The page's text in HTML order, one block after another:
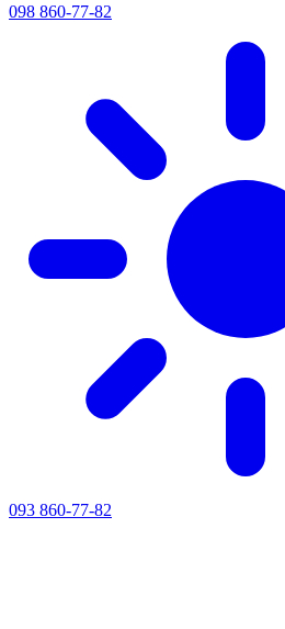
098 860-77-82
093 860-77-82